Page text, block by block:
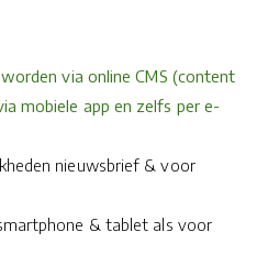
via online CMS (content
mobiele app en zelfs per e-
nieuwsbrief & voor
& tablet als voor